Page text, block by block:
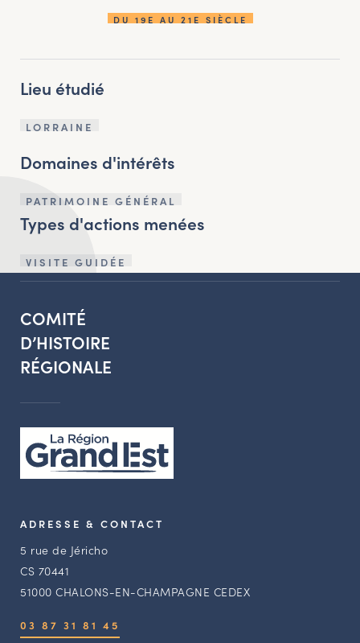
DU 19E AU 21E SIÈCLE
Lieu étudié
LORRAINE
Domaines d'intérêts
PATRIMOINE GÉNÉRAL
Types d'actions menées
VISITE GUIDÉE
COMITÉ
D’HISTOIRE
RÉGIONALE
ADRESSE & CONTACT
5 rue de Jéricho
CS 70441
51000 CHALONS-EN-CHAMPAGNE CEDEX
03 87 31 81 45